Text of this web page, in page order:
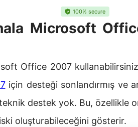
100% secure
Microsoft
Office 2007
için desteği sonlandırmış ve
destek yok. Bu, özellikle
oluşturabileceğini gösterir.